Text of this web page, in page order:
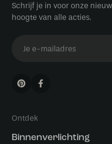
Schrijf je in voor onze
hoogte van alle acties.
Ontdek
Binnenverlichting